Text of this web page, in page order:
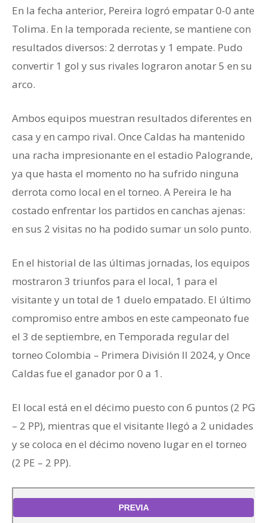
En la fecha anterior, Pereira logró empatar 0-0 ante
Tolima. En la temporada reciente, se mantiene con
resultados diversos: 2 derrotas y 1 empate. Pudo
convertir 1 gol y sus rivales lograron anotar 5 en su
arco.
Ambos equipos muestran resultados diferentes en
casa y en campo rival. Once Caldas ha mantenido
una racha impresionante en el estadio Palogrande,
ya que hasta el momento no ha sufrido ninguna
derrota como local en el torneo. A Pereira le ha
costado enfrentar los partidos en canchas ajenas:
en sus 2 visitas no ha podido sumar un solo punto.
En el historial de las últimas jornadas, los equipos
mostraron 3 triunfos para el local, 1 para el
visitante y un total de 1 duelo empatado. El último
compromiso entre ambos en este campeonato fue
el 3 de septiembre, en Temporada regular del
torneo Colombia – Primera División II 2024, y Once
Caldas fue el ganador por 0 a 1.
El local está en el décimo puesto con 6 puntos (2 PG
– 2 PP), mientras que el visitante llegó a 2 unidades
y se coloca en el décimo noveno lugar en el torneo
(2 PE – 2 PP).